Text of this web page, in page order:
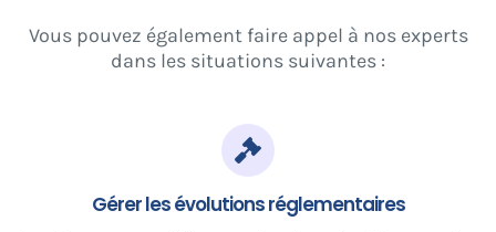
Vous pouvez également faire appel à nos experts
dans les situations suivantes :
Gérer les évolutions réglementaires